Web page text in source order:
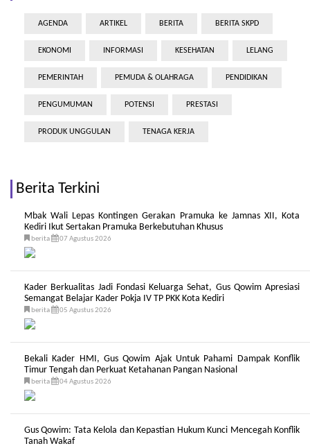
AGENDA ARTIKEL BERITA BERITA SKPD
EKONOMI INFORMASI KESEHATAN LELANG
PEMERINTAH PEMUDA & OLAHRAGA PENDIDIKAN
PENGUMUMAN POTENSI PRESTASI
PRODUK UNGGULAN TENAGA KERJA
Berita Terkini
Mbak Wali Lepas Kontingen Gerakan Pramuka ke Jamnas XII, Kota
Kediri Ikut Sertakan Pramuka Berkebutuhan Khusus
berita 07 Agustus 2026
Kader Berkualitas Jadi Fondasi Keluarga Sehat, Gus Qowim Apresiasi
Semangat Belajar Kader Pokja IV TP PKK Kota Kediri
berita 05 Agustus 2026
Bekali Kader HMI, Gus Qowim Ajak Untuk Pahami Dampak Konflik
Timur Tengah dan Perkuat Ketahanan Pangan Nasional
berita 04 Agustus 2026
Gus Qowim: Tata Kelola dan Kepastian Hukum Kunci Mencegah Konflik
Tanah Wakaf